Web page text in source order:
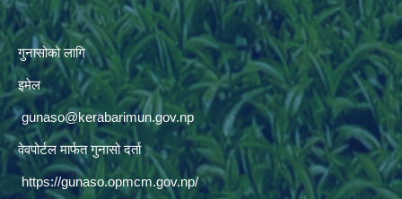
गुनासोको लागि
इमेल
gunaso@kerabarimun.gov.np
वेवपोर्टल मार्फत गुनासो दर्ता
https://gunaso.opmcm.gov.np/